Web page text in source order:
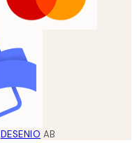
DESENIO AB